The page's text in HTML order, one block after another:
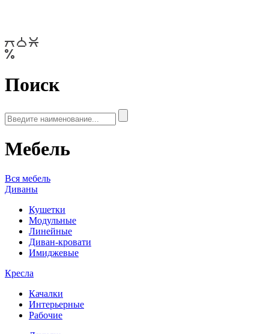
Поиск
Мебель
Вся мебель
Диваны
Кушетки
Модульные
Линейные
Диван-кровати
Имиджевые
Кресла
Качалки
Интерьерные
Рабочие